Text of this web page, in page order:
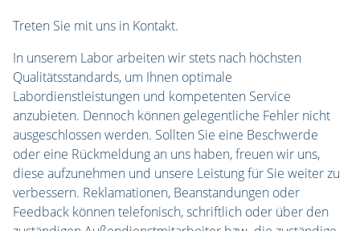
Treten Sie mit uns in Kontakt.
In unserem Labor arbeiten wir stets nach höchsten
Qualitätsstandards, um Ihnen optimale
Labordienstleistungen und kompetenten Service
anzubieten. Dennoch können gelegentliche Fehler nicht
ausgeschlossen werden. Sollten Sie eine Beschwerde
oder eine Rückmeldung an uns haben, freuen wir uns,
diese aufzunehmen und unsere Leistung für Sie weiter zu
verbessern. Reklamationen, Beanstandungen oder
Feedback können telefonisch, schriftlich oder über den